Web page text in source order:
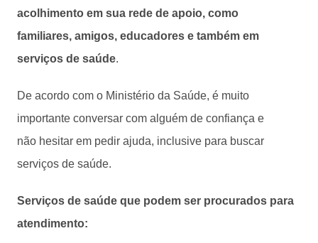
acolhimento em sua rede de apoio, como
familiares, amigos, educadores e também em
serviços de saúde.
De acordo com o Ministério da Saúde, é muito
importante conversar com alguém de confiança e
não hesitar em pedir ajuda, inclusive para buscar
serviços de saúde.
Serviços de saúde que podem ser procurados para
atendimento: